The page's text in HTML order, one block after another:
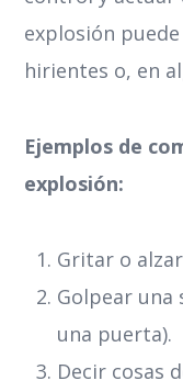
explosión
hirientes o, en
Ejemplos de
explosión:
Gritar o
Golpear una
una puerta).
Decir cosas